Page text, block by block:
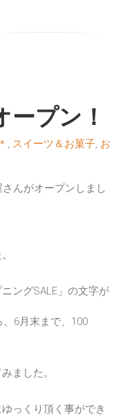
プン！
, スイーツ＆お菓子, お
んがオープンしまし
ングSALE」の文字が
6月末まで、100
ました。
っくり頂く事ができ